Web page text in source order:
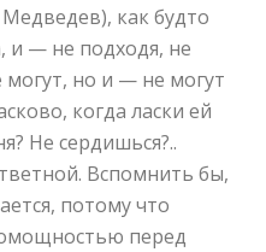
как будто
и — не подходя, не
могут, но и — не могут
когда ласки ей
Не сердишься?..
Вспомнить бы,
потому что
перед